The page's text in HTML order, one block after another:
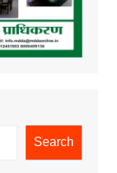
Search